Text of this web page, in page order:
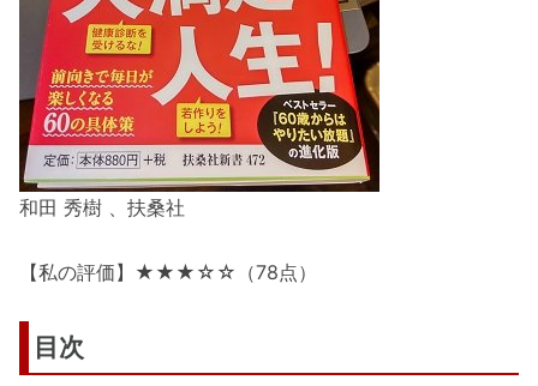
和田 秀樹 、扶桑社
【私の評価】★★★☆☆（78点）
目次